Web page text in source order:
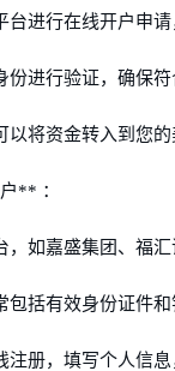
进行在线开户申
进行验证，确保符
将资金转入到您
** ：
如嘉盛集团、福汇
括有效身份证件和
册，填写个人信息